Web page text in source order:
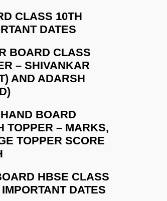
CLASS 10TH
DATES
BOARD CLASS
– SHIVANKAR
AND ADARSH
BOARD
TOPPER – MARKS,
TOPPER SCORE
HBSE CLASS
DATES